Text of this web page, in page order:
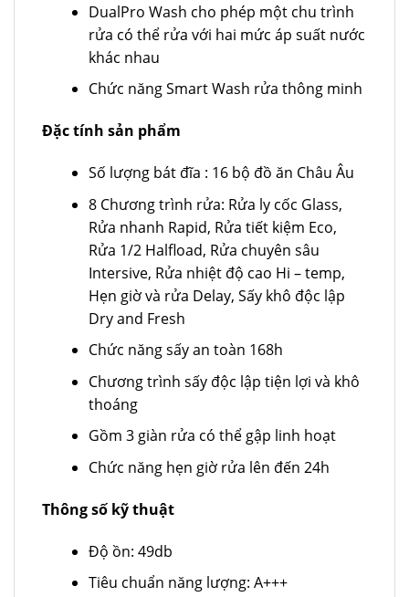
DualPro Wash cho phép một chu trình
rửa có thể rửa với hai mức áp suất nước
khác nhau
Chức năng Smart Wash rửa thông minh
Đặc tính sản phẩm
Số lượng bát đĩa : 16 bộ đồ ăn Châu Âu
8 Chương trình rửa: Rửa ly cốc Glass,
Rửa nhanh Rapid, Rửa tiết kiệm Eco,
Rửa 1/2 Halfload, Rửa chuyên sâu
Intersive, Rửa nhiệt độ cao Hi – temp,
Hẹn giờ và rửa Delay, Sấy khô độc lập
Dry and Fresh
Chức năng sấy an toàn 168h
Chương trình sấy độc lập tiện lợi và khô
thoáng
Gồm 3 giàn rửa có thể gập linh hoạt
Chức năng hẹn giờ rửa lên đến 24h
Thông số kỹ thuật
Độ ồn: 49db
Tiêu chuẩn năng lượng: A+++